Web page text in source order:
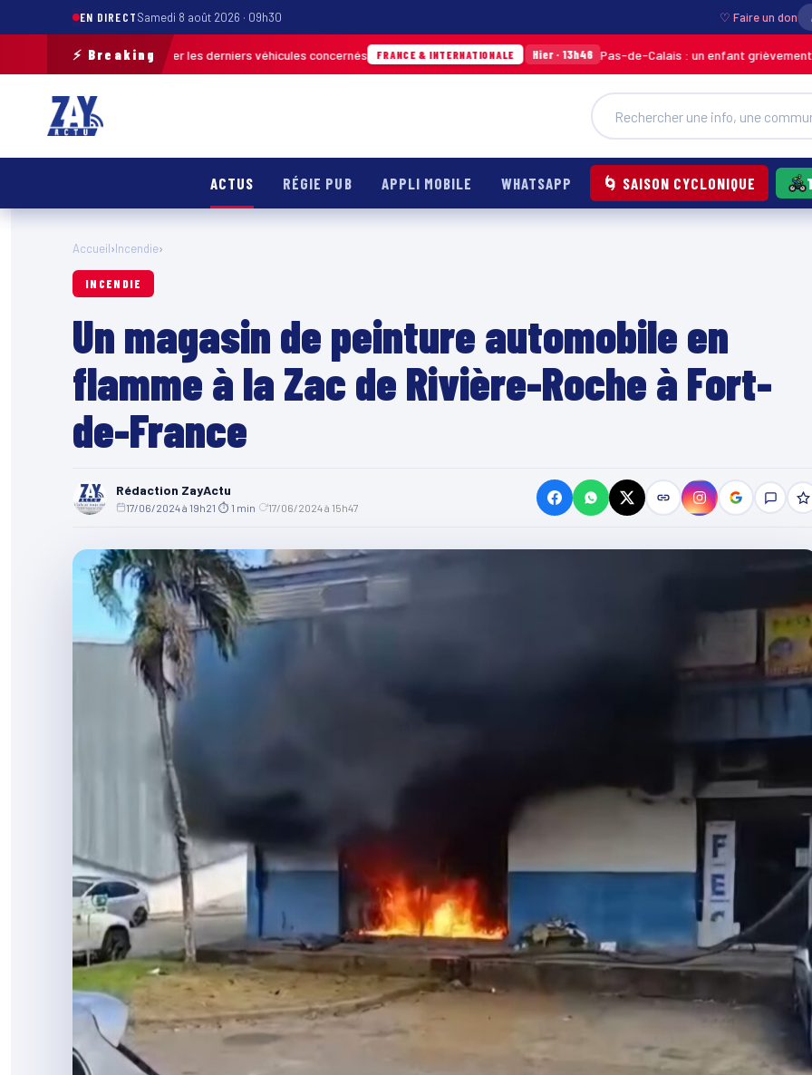
EN DIRECTSamedi 8 août 2026 · 09h30 ♡ Faire un don
⚡ Breaking
pour retrouver les derniers véhicules concernés FRANCE & INTERNATIONALE Hier · 13h46 Pas-de-Calais : un enfant grièvement brûlé après
ACTUS RÉGIE PUB APPLI MOBILE WHATSAPP 🌀 SAISON CYCLONIQUE
Accueil›Incendie›
INCENDIE
Un magasin de peinture automobile en
flamme à la Zac de Rivière-Roche à Fort-
de-France
Rédaction ZayActu
17/06/2024 à 19h21 ⏱ 1 min 17/06/2024 à 15h47